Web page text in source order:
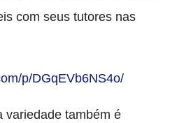
​​com seus tutores nas
p/DGqEVb6NS4o/
variedade também é